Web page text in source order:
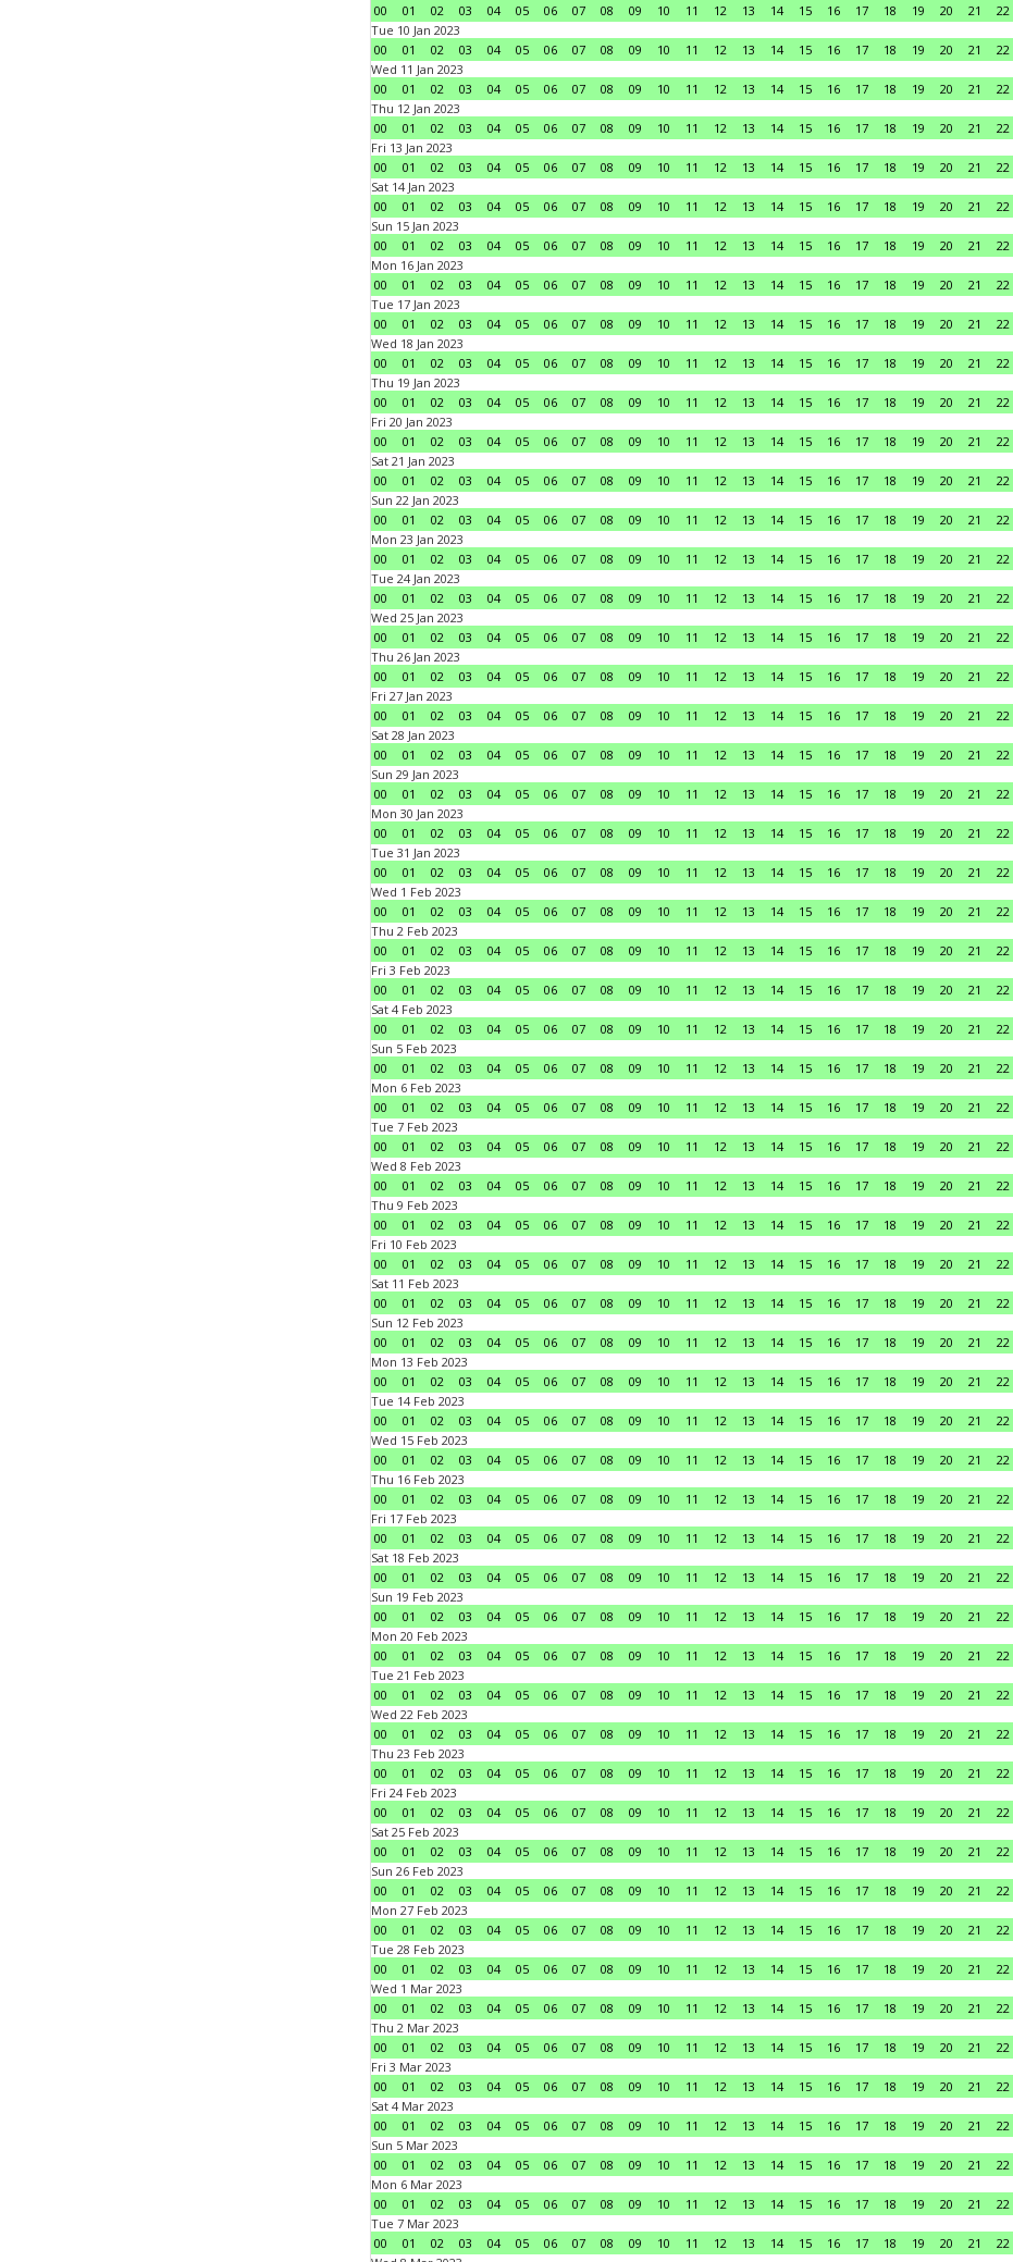
00
01 02 03 04 05 06 07 08 09 10 11 12 13 14 15 16 17 18 19 20 21 22
Tue 10 Jan 2023
00
01 02 03 04 05 06 07 08 09 10 11 12 13 14 15 16 17 18 19 20 21 22
Wed 11 Jan 2023
00
01 02 03 04 05 06 07 08 09 10 11 12 13 14 15 16 17 18 19 20 21 22
Thu 12 Jan 2023
00
01 02 03 04 05 06 07 08 09 10 11 12 13 14 15 16 17 18 19 20 21 22
Fri 13 Jan 2023
00
01 02 03 04 05 06 07 08 09 10 11 12 13 14 15 16 17 18 19 20 21 22
Sat 14 Jan 2023
00
01 02 03 04 05 06 07 08 09 10 11 12 13 14 15 16 17 18 19 20 21 22
Sun 15 Jan 2023
00
01 02 03 04 05 06 07 08 09 10 11 12 13 14 15 16 17 18 19 20 21 22
Mon 16 Jan 2023
00
01 02 03 04 05 06 07 08 09 10 11 12 13 14 15 16 17 18 19 20 21 22
Tue 17 Jan 2023
00
01 02 03 04 05 06 07 08 09 10 11 12 13 14 15 16 17 18 19 20 21 22
Wed 18 Jan 2023
00
01 02 03 04 05 06 07 08 09 10 11 12 13 14 15 16 17 18 19 20 21 22
Thu 19 Jan 2023
00
01 02 03 04 05 06 07 08 09 10 11 12 13 14 15 16 17 18 19 20 21 22
Fri 20 Jan 2023
00
01 02 03 04 05 06 07 08 09 10 11 12 13 14 15 16 17 18 19 20 21 22
Sat 21 Jan 2023
00
01 02 03 04 05 06 07 08 09 10 11 12 13 14 15 16 17 18 19 20 21 22
Sun 22 Jan 2023
00
01 02 03 04 05 06 07 08 09 10 11 12 13 14 15 16 17 18 19 20 21 22
Mon 23 Jan 2023
00
01 02 03 04 05 06 07 08 09 10 11 12 13 14 15 16 17 18 19 20 21 22
Tue 24 Jan 2023
00
01 02 03 04 05 06 07 08 09 10 11 12 13 14 15 16 17 18 19 20 21 22
Wed 25 Jan 2023
00
01 02 03 04 05 06 07 08 09 10 11 12 13 14 15 16 17 18 19 20 21 22
Thu 26 Jan 2023
00
01 02 03 04 05 06 07 08 09 10 11 12 13 14 15 16 17 18 19 20 21 22
Fri 27 Jan 2023
00
01 02 03 04 05 06 07 08 09 10 11 12 13 14 15 16 17 18 19 20 21 22
Sat 28 Jan 2023
00
01 02 03 04 05 06 07 08 09 10 11 12 13 14 15 16 17 18 19 20 21 22
Sun 29 Jan 2023
00
01 02 03 04 05 06 07 08 09 10 11 12 13 14 15 16 17 18 19 20 21 22
Mon 30 Jan 2023
00
01 02 03 04 05 06 07 08 09 10 11 12 13 14 15 16 17 18 19 20 21 22
Tue 31 Jan 2023
00
01 02 03 04 05 06 07 08 09 10 11 12 13 14 15 16 17 18 19 20 21 22
Wed 1 Feb 2023
00
01 02 03 04 05 06 07 08 09 10 11 12 13 14 15 16 17 18 19 20 21 22
Thu 2 Feb 2023
00
01 02 03 04 05 06 07 08 09 10 11 12 13 14 15 16 17 18 19 20 21 22
Fri 3 Feb 2023
00
01 02 03 04 05 06 07 08 09 10 11 12 13 14 15 16 17 18 19 20 21 22
Sat 4 Feb 2023
00
01 02 03 04 05 06 07 08 09 10 11 12 13 14 15 16 17 18 19 20 21 22
Sun 5 Feb 2023
00
01 02 03 04 05 06 07 08 09 10 11 12 13 14 15 16 17 18 19 20 21 22
Mon 6 Feb 2023
00
01 02 03 04 05 06 07 08 09 10 11 12 13 14 15 16 17 18 19 20 21 22
Tue 7 Feb 2023
00
01 02 03 04 05 06 07 08 09 10 11 12 13 14 15 16 17 18 19 20 21 22
Wed 8 Feb 2023
00
01 02 03 04 05 06 07 08 09 10 11 12 13 14 15 16 17 18 19 20 21 22
Thu 9 Feb 2023
00
01 02 03 04 05 06 07 08 09 10 11 12 13 14 15 16 17 18 19 20 21 22
Fri 10 Feb 2023
00
01 02 03 04 05 06 07 08 09 10 11 12 13 14 15 16 17 18 19 20 21 22
Sat 11 Feb 2023
00
01 02 03 04 05 06 07 08 09 10 11 12 13 14 15 16 17 18 19 20 21 22
Sun 12 Feb 2023
00
01 02 03 04 05 06 07 08 09 10 11 12 13 14 15 16 17 18 19 20 21 22
Mon 13 Feb 2023
00
01 02 03 04 05 06 07 08 09 10 11 12 13 14 15 16 17 18 19 20 21 22
Tue 14 Feb 2023
00
01 02 03 04 05 06 07 08 09 10 11 12 13 14 15 16 17 18 19 20 21 22
Wed 15 Feb 2023
00
01 02 03 04 05 06 07 08 09 10 11 12 13 14 15 16 17 18 19 20 21 22
Thu 16 Feb 2023
00
01 02 03 04 05 06 07 08 09 10 11 12 13 14 15 16 17 18 19 20 21 22
Fri 17 Feb 2023
00
01 02 03 04 05 06 07 08 09 10 11 12 13 14 15 16 17 18 19 20 21 22
Sat 18 Feb 2023
00
01 02 03 04 05 06 07 08 09 10 11 12 13 14 15 16 17 18 19 20 21 22
Sun 19 Feb 2023
00
01 02 03 04 05 06 07 08 09 10 11 12 13 14 15 16 17 18 19 20 21 22
Mon 20 Feb 2023
00
01 02 03 04 05 06 07 08 09 10 11 12 13 14 15 16 17 18 19 20 21 22
Tue 21 Feb 2023
00
01 02 03 04 05 06 07 08 09 10 11 12 13 14 15 16 17 18 19 20 21 22
Wed 22 Feb 2023
00
01 02 03 04 05 06 07 08 09 10 11 12 13 14 15 16 17 18 19 20 21 22
Thu 23 Feb 2023
00
01 02 03 04 05 06 07 08 09 10 11 12 13 14 15 16 17 18 19 20 21 22
Fri 24 Feb 2023
00
01 02 03 04 05 06 07 08 09 10 11 12 13 14 15 16 17 18 19 20 21 22
Sat 25 Feb 2023
00
01 02 03 04 05 06 07 08 09 10 11 12 13 14 15 16 17 18 19 20 21 22
Sun 26 Feb 2023
00
01 02 03 04 05 06 07 08 09 10 11 12 13 14 15 16 17 18 19 20 21 22
Mon 27 Feb 2023
00
01 02 03 04 05 06 07 08 09 10 11 12 13 14 15 16 17 18 19 20 21 22
Tue 28 Feb 2023
00
01 02 03 04 05 06 07 08 09 10 11 12 13 14 15 16 17 18 19 20 21 22
Wed 1 Mar 2023
00
01 02 03 04 05 06 07 08 09 10 11 12 13 14 15 16 17 18 19 20 21 22
Thu 2 Mar 2023
00
01 02 03 04 05 06 07 08 09 10 11 12 13 14 15 16 17 18 19 20 21 22
Fri 3 Mar 2023
00
01 02 03 04 05 06 07 08 09 10 11 12 13 14 15 16 17 18 19 20 21 22
Sat 4 Mar 2023
00
01 02 03 04 05 06 07 08 09 10 11 12 13 14 15 16 17 18 19 20 21 22
Sun 5 Mar 2023
00
01 02 03 04 05 06 07 08 09 10 11 12 13 14 15 16 17 18 19 20 21 22
Mon 6 Mar 2023
00
01 02 03 04 05 06 07 08 09 10 11 12 13 14 15 16 17 18 19 20 21 22
Tue 7 Mar 2023
00
01 02 03 04 05 06 07 08 09 10 11 12 13 14 15 16 17 18 19 20 21 22